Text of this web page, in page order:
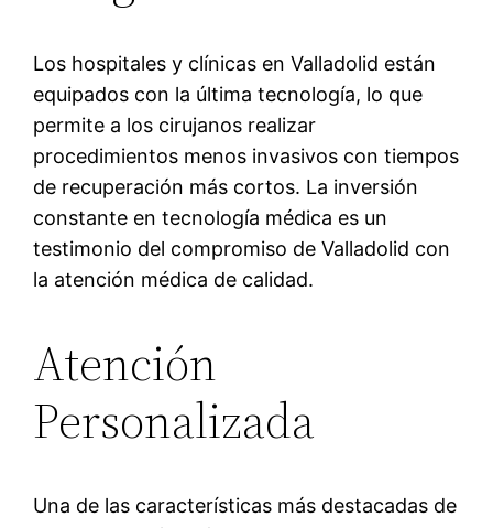
Los hospitales y clínicas en Valladolid están
equipados con la última tecnología, lo que
permite a los cirujanos realizar
procedimientos menos invasivos con tiempos
de recuperación más cortos. La inversión
constante en tecnología médica es un
testimonio del compromiso de Valladolid con
la atención médica de calidad.
Atención
Personalizada
Una de las características más destacadas de